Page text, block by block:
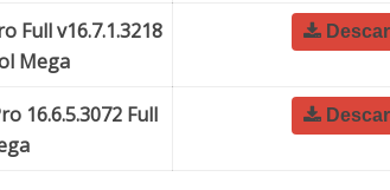
Full v16.7.1.3218
Mega
16.6.5.3072 Full